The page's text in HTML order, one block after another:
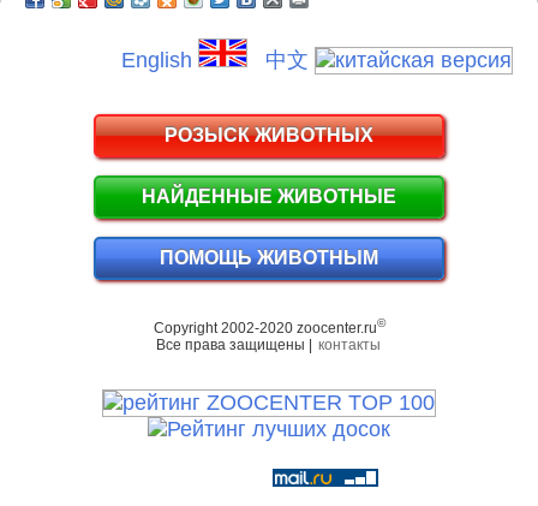
English 中文
РОЗЫСК ЖИВОТНЫХ
НАЙДЕННЫЕ ЖИВОТНЫЕ
ПОМОЩЬ ЖИВОТНЫМ
Copyright 2002-2020 zoocenter.ru©
Все права защищены | контакты